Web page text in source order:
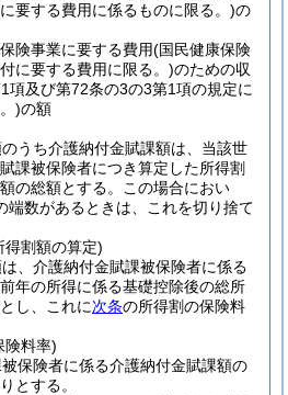
要する費用に係るものに限る。)の
険事業に要する費用(国民健康保険
に要する費用に限る。)のための収
項及び第72条の3の3第1項の規定に
)の額
うち介護納付金賦課額は、当該世
課被保険者につき算定した所得割
の総額とする。
この場合におい
端数があるときは、これを切り捨て
得割額の算定)
、介護納付金賦課被保険者に係る
年の所得に係る基礎控除後の総所
し、これに次条の所得割の保険料
険料率)
保険者に係る介護納付金賦課額の
とする。